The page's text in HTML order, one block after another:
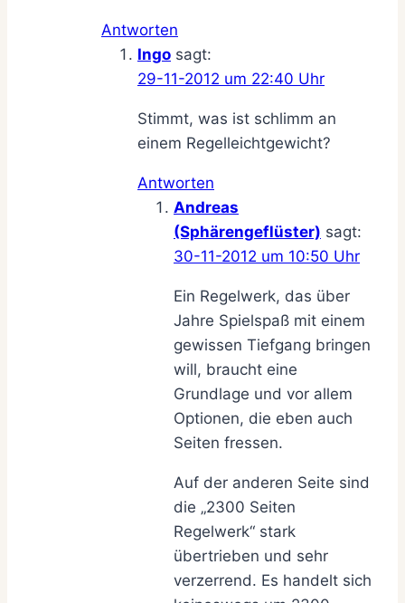
Antworten
Ingo sagt:
29-11-2012 um 22:40 Uhr
Stimmt, was ist schlimm an
einem Regelleichtgewicht?
Antworten
Andreas
(Sphärengeflüster) sagt:
30-11-2012 um 10:50 Uhr
Ein Regelwerk, das über
Jahre Spielspaß mit einem
gewissen Tiefgang bringen
will, braucht eine
Grundlage und vor allem
Optionen, die eben auch
Seiten fressen.
Auf der anderen Seite sind
die „2300 Seiten
Regelwerk“ stark
übertrieben und sehr
verzerrend. Es handelt sich